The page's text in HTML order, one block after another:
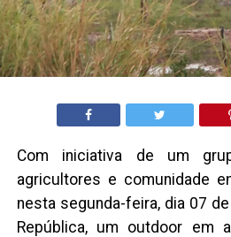
Com iniciativa de um
agricultores e comunidade
nesta segunda-feira, dia 07
República, um outdoor em